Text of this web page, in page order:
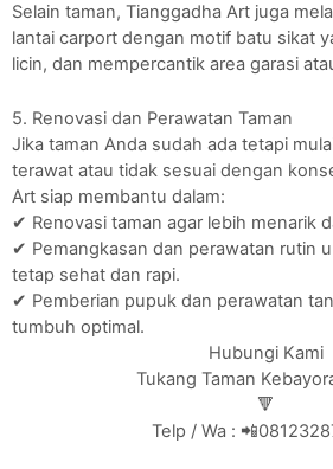
Selain taman, Tianggadha Art juga
lantai carport dengan motif batu sikat
licin, dan mempercantik area garasi
5. Renovasi dan Perawatan Taman
Jika taman Anda sudah ada tetapi
terawat atau tidak sesuai dengan
Art siap membantu dalam:
✔ Renovasi taman agar lebih menarik
✔ Pemangkasan dan perawatan rutin
tetap sehat dan rapi.
✔ Pemberian pupuk dan perawatan
tumbuh optimal.
Hubungi Kami
Tukang Taman
🔻
Telp / Wa :